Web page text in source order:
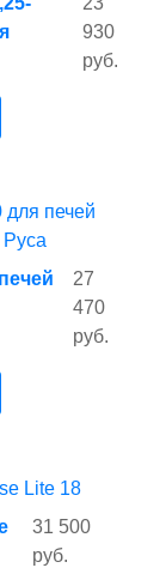
930
руб.
27
470
руб.
31 500
руб.